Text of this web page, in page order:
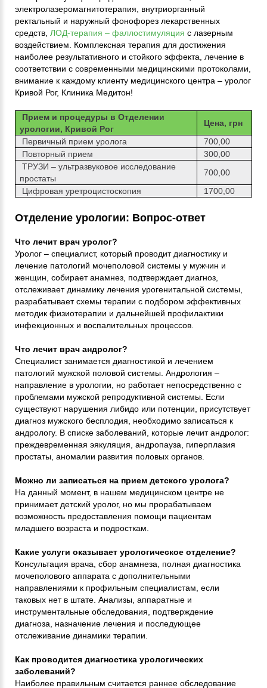
электролазеромагнитотерапия, внутриорганный
ректальный и наружный фонофорез лекарственных
средств, ЛОД-терапия – фаллостимуляция с лазерным
воздействием. Комплексная терапия для достижения
наиболее результативного и стойкого эффекта, лечение в
соответствии с современными медицинскими протоколами,
внимание к каждому клиенту медицинского центра – уролог
Кривой Рог, Клиника Медитон!
Прием и процедуры в Отделении
урологии, Кривой Рог
Цена, грн
Первичный прием уролога
700,00
Повторный прием
300,00
ТРУЗИ – ультразвуковое исследование
простаты
700,00
Цифровая уретроцистоскопия
1700,00
Отделение урологии: Вопрос-ответ
Что лечит врач уролог?
Уролог – специалист, который проводит диагностику и
лечение патологий мочеполовой системы у мужчин и
женщин, собирает анамнез, подтверждает диагноз,
отслеживает динамику лечения урогенитальной системы,
разрабатывает схемы терапии с подбором эффективных
методик физиотерапии и дальнейшей профилактики
инфекционных и воспалительных процессов.
Что лечит врач андролог?
Специалист занимается диагностикой и лечением
патологий мужской половой системы. Андрология –
направление в урологии, но работает непосредственно с
проблемами мужской репродуктивной системы. Если
существуют нарушения либидо или потенции, присутствует
диагноз мужского бесплодия, необходимо записаться к
андрологу. В списке заболеваний, которые лечит андролог:
преждевременная эякуляция, андропауза, гиперплазия
простаты, аномалии развития половых органов.
Можно ли записаться на прием детского уролога?
На данный момент, в нашем медицинском центре не
принимает детский уролог, но мы прорабатываем
возможность предоставления помощи пациентам
младшего возраста и подросткам.
Какие услуги оказывает урологическое отделение?
Консультация врача, сбор анамнеза, полная диагностика
мочеполового аппарата с дополнительными
направлениями к профильным специалистам, если
таковых нет в штате. Анализы, аппаратные и
инструментальные обследования, подтверждение
диагноза, назначение лечения и последующее
отслеживание динамики терапии.
Как проводится диагностика урологических
заболеваний?
Наиболее правильным считается раннее обследование